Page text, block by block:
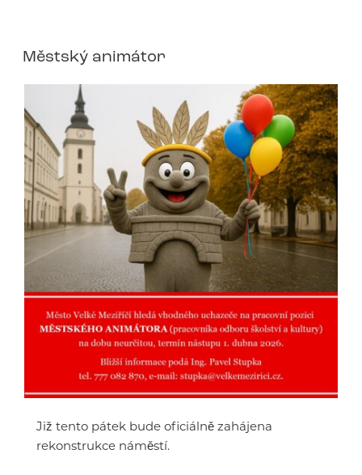
Městský animátor
Již tento pátek bude oficiálně zahájena
rekonstrukce náměstí.